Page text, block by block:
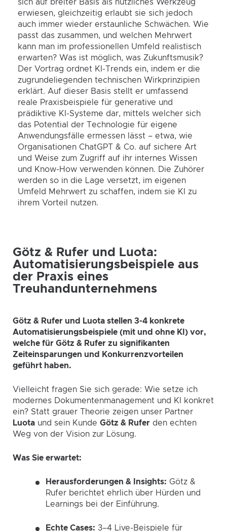
sich auf breiter Basis als nützliches Werkzeug
erwiesen, gleichzeitig erlaubt sie sich jedoch
auch immer wieder erstaunliche Schwächen. Wie
passt das zusammen, und welchen Mehrwert
kann man im professionellen Umfeld realistisch
erwarten? Was ist möglich, was Zukunftsmusik?
Der Vortrag ordnet KI-Trends ein, indem er die
zugrundeliegenden technischen Wirkprinzipien
erklärt. Auf dieser Basis stellt er umfassend
reale Praxisbeispiele für generative und
prädiktive KI-Systeme dar, mittels welcher sich
das Potential der Technologie für eigene
Anwendungsfälle ermessen lässt – etwa, wie
Organisationen ChatGPT & Co. auf sichere Art
und Weise zum Zugriff auf ihr internes Wissen
und Know-How verwenden können. Die Zuhörer
werden so in die Lage versetzt, im eigenen
Umfeld Mehrwert zu schaffen, indem sie KI zu
ihrem Vorteil nutzen.
Götz & Rufer und Luota:
Automatisierungsbeispiele aus
der Praxis eines
Treuhandunternehmens
Götz & Rufer und Luota stellen 3-4 konkrete
Automatisierungsbeispiele (mit und ohne KI) vor,
welche für Götz & Rufer zu signifikanten
Zeiteinsparungen und Konkurrenzvorteilen
geführt haben.
Vielleicht fragen Sie sich gerade: Wie setze ich
modernes Dokumentenmanagement und KI konkret
ein? Statt grauer Theorie zeigen unser Partner
Luota und sein Kunde Götz & Rufer den echten
Weg von der Vision zur Lösung.
Was Sie erwartet:
Herausforderungen & Insights: Götz &
Rufer berichtet ehrlich über Hürden und
Learnings bei der Einführung.
Echte Cases: 3–4 Live-Beispiele für